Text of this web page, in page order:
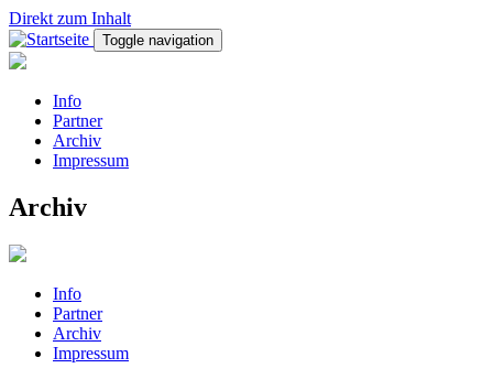
Direkt zum Inhalt
Toggle navigation
Info
Partner
Archiv
Impressum
Archiv
Info
Partner
Archiv
Impressum